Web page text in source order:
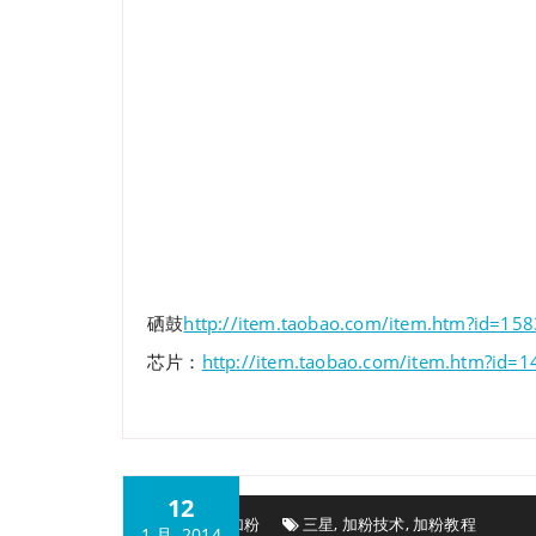
硒鼓http://item.taobao.com/
芯片： http://item.taobao.com/
12三星加粉 三星, 加粉技术, 加粉教程